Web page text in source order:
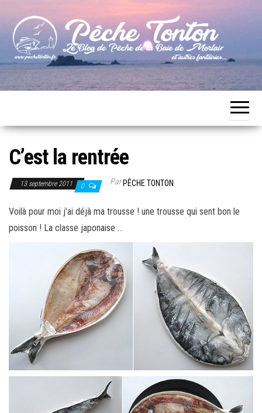
content
Pêche
Le blog
de
Baie de
C’est la rentrée
13 septembre 2011 0 ParPÊCHE TONTON
Voilà pour moi j’ai déjà ma trousse ! une trousse qui sent bon le
poisson ! La classe japonaise …